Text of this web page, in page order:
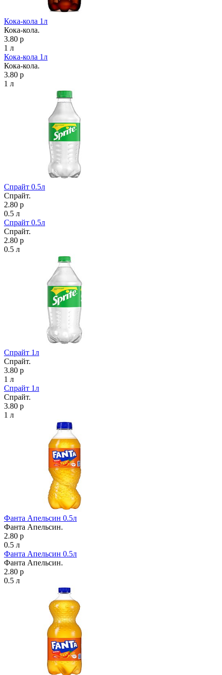
Кока-кола 1л
Кока-кола.
3.80 р
1 л
Кока-кола 1л
Кока-кола.
3.80 р
1 л
Спрайт 0.5л
Спрайт.
2.80 р
0.5 л
Спрайт 0.5л
Спрайт.
2.80 р
0.5 л
Спрайт 1л
Спрайт.
3.80 р
1 л
Спрайт 1л
Спрайт.
3.80 р
1 л
Фанта Апельсин 0.5л
Фанта Апельсин.
2.80 р
0.5 л
Фанта Апельсин 0.5л
Фанта Апельсин.
2.80 р
0.5 л